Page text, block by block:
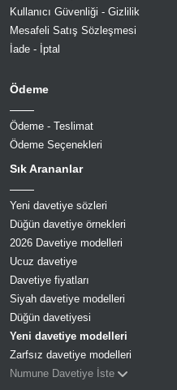
Kullanıcı Güvenliği - Gizlilik
Mesafeli Satış Sözleşmesi
İade - İptal
Ödeme
Ödeme - Teslimat
Ödeme Seçenekleri
Sık Arananlar
Yeni davetiye sözleri
Düğün davetiye örnekleri
2026 Davetiye modelleri
Ucuz davetiye
Davetiye fiyatları
Siyah davetiye modelleri
Düğün davetiyesi
Yeni davetiye modelleri
Zarfsız davetiye modelleri
Numune Davetiye İste